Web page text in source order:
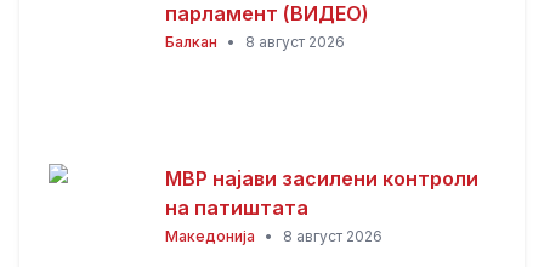
парламент (ВИДЕО)
Балкан • 8 август 2026
МВР најави засилени контроли
на патиштата
Македонија • 8 август 2026